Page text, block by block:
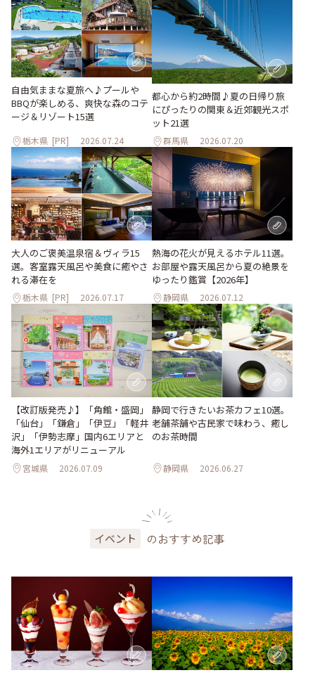
自由気ままな夏旅へ♪プールや
BBQが楽しめる、爽快な森のコテ
ージ＆リゾート15選
栃木県 [PR] 2026.07.24
都心から約2時間♪夏の日帰り旅
にぴったりの関東＆近郊観光スポ
ット21選
群馬県 2026.07.20
大人のご褒美温泉宿＆ヴィラ15
選。客室露天風呂や美食に癒やさ
れる滞在を
栃木県 [PR] 2026.07.17
熱海の花火が見えるホテル11選。
お部屋や露天風呂から夏の絶景を
ゆったり鑑賞【2026年】
静岡県 2026.07.12
【改訂版発売♪】「角館・盛岡」
「仙台」「鎌倉」「伊豆」「軽井
沢」「伊勢志摩」国内6エリアと
海外1エリアがリニューアル
宮城県 2026.07.09
静岡で行きたいお茶カフェ10選。
老舗茶舗や古民家で味わう、癒し
のお茶時間
静岡県 2026.06.27
イベント のおすすめ記事